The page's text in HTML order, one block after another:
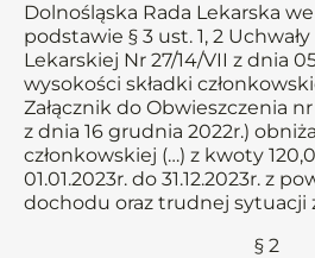
Dolnośląska Rada Lekarska
podstawie § 3 ust. 1, 2
Lekarskiej Nr 27/14/VII z dnia
wysokości składki
Załącznik do Obwieszczenia
z dnia 16 grudnia 2022r.)
członkowskiej (…) z kwoty
01.01.2023r. do 31.12.2023r. z
dochodu oraz trudnej sytuacji
§ 2